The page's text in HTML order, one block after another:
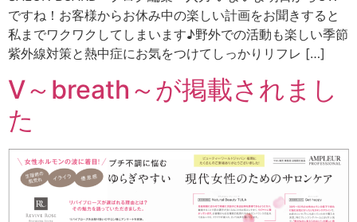
ですね！お客様からお休み中の楽しい計画をお聞きすると
私までワクワクしてしまいます♪野外での活動も楽しい季節
紫外線対策と熱中症にお気をつけてしっかりリフレ […]
V～breath～が掲載されまし
た